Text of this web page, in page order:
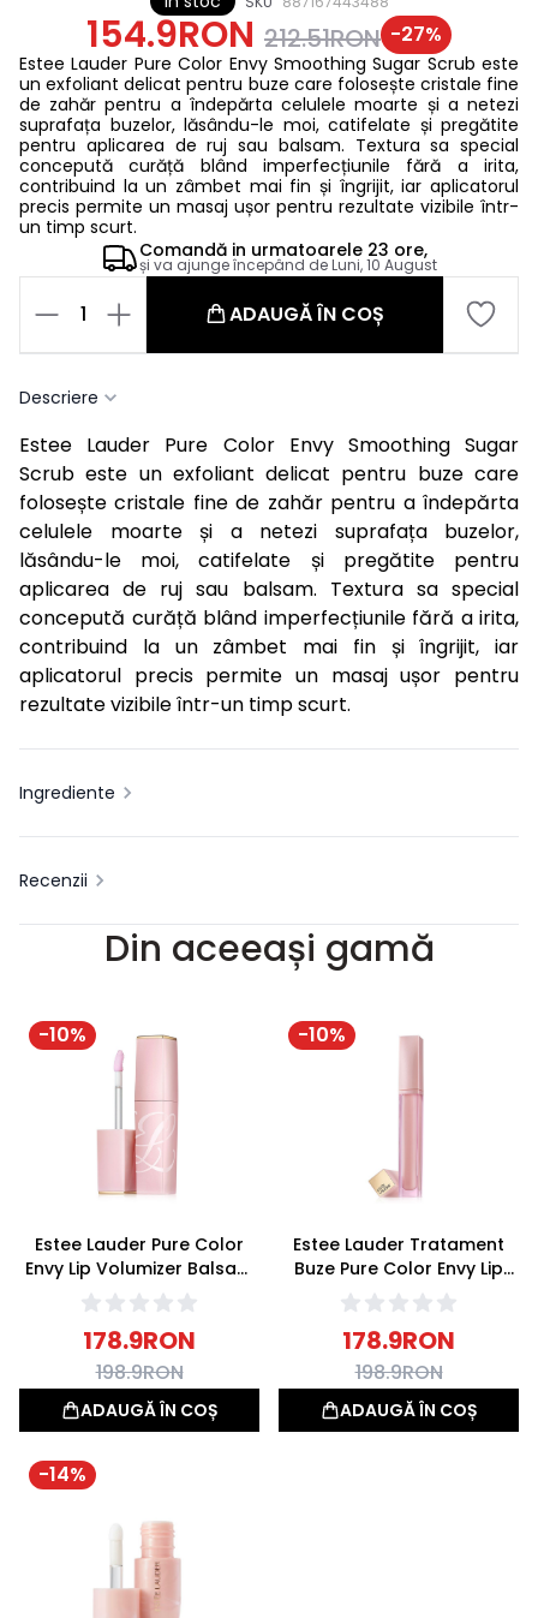
154.9RON 212.51RON -27%
Estee Lauder Pure Color Envy Smoothing Sugar Scrub este
un exfoliant delicat pentru buze care folosește cristale fine
de zahăr pentru a îndepărta celulele moarte și a netezi
suprafața buzelor, lăsându-le moi, catifelate și pregătite
pentru aplicarea de ruj sau balsam. Textura sa special
concepută curăță blând imperfecțiunile fără a irita,
contribuind la un zâmbet mai fin și îngrijit, iar aplicatorul
precis permite un masaj ușor pentru rezultate vizibile într-
un timp scurt.
Comandă in urmatoarele 23 ore,
și va ajunge începând deLuni, 10 August
1 ADAUGĂ ÎN COȘ
Descriere
Estee Lauder Pure Color Envy Smoothing Sugar
Scrub este un exfoliant delicat pentru buze care
folosește cristale fine de zahăr pentru a îndepărta
celulele moarte și a netezi suprafața buzelor,
lăsându-le moi, catifelate și pregătite pentru
aplicarea de ruj sau balsam. Textura sa special
concepută curăță blând imperfecțiunile fără a irita,
contribuind la un zâmbet mai fin și îngrijit, iar
aplicatorul precis permite un masaj ușor pentru
rezultate vizibile într-un timp scurt.
Ingrediente
Recenzii
Din aceeași gamă
-10%
Estee Lauder Pure Color
Envy Lip Volumizer Balsam
de buze 7ml
178.9RON
198.9RON
ADAUGĂ ÎN COȘ
-10%
Estee Lauder Tratament
Buze Pure Color Envy Lip
Repair Potion 6ml
178.9RON
198.9RON
ADAUGĂ ÎN COȘ
-14%